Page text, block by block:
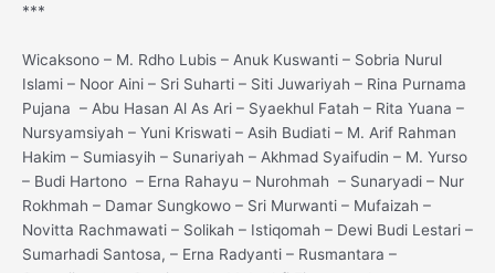
***
Wicaksono – M. Rdho Lubis – Anuk Kuswanti – Sobria Nurul
Islami – Noor Aini – Sri Suharti – Siti Juwariyah – Rina Purnama
Pujana – Abu Hasan Al As Ari – Syaekhul Fatah – Rita Yuana –
Nursyamsiyah – Yuni Kriswati – Asih Budiati – M. Arif Rahman
Hakim – Sumiasyih – Sunariyah – Akhmad Syaifudin – M. Yurso
– Budi Hartono – Erna Rahayu – Nurohmah – Sunaryadi – Nur
Rokhmah – Damar Sungkowo – Sri Murwanti – Mufaizah –
Novitta Rachmawati – Solikah – Istiqomah – Dewi Budi Lestari –
Sumarhadi Santosa, – Erna Radyanti – Rusmantara –